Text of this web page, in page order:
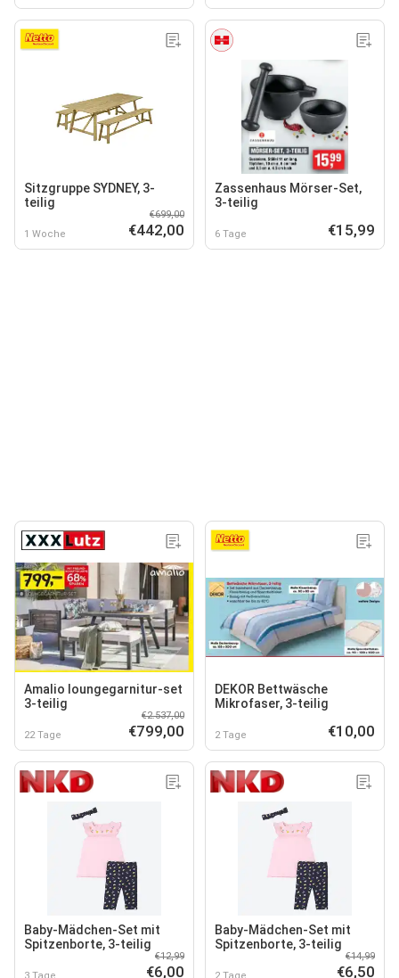
Sitzgruppe SYDNEY, 3-
teilig
1 Woche
€699,00
€442,00
Zassenhaus Mörser-Set,
3-teilig
6 Tage €15,99
Amalio loungegarnitur-set
3-teilig
22 Tage
€2.537,00
€799,00
DEKOR Bettwäsche
Mikrofaser, 3-teilig
2 Tage €10,00
Baby-Mädchen-Set mit
Spitzenborte, 3-teilig
3 Tage
€12,99
€6,00
Baby-Mädchen-Set mit
Spitzenborte, 3-teilig
2 Tage
€14,99
€6,50